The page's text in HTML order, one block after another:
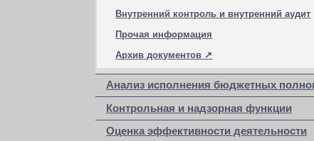
Внутренний контроль и внутренний аудит
Прочая информация
Архив документов ↗
Анализ исполнения бюджетных
Контрольная и надзорная функции
Оценка эффективности деятельности